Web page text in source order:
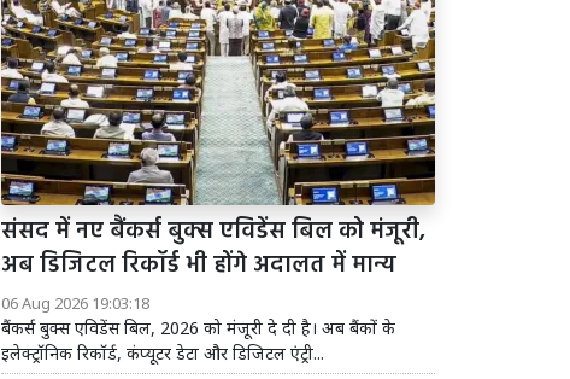
संसद में नए बैंकर्स बुक्स एविडेंस बिल को मंजूरी,
अब डिजिटल रिकॉर्ड भी होंगे अदालत में मान्य
06 Aug 2026 19:03:18
बैंकर्स बुक्स एविडेंस बिल, 2026 को मंजूरी दे दी है। अब बैंकों के
इलेक्ट्रॉनिक रिकॉर्ड, कंप्यूटर डेटा और डिजिटल एंट्री...